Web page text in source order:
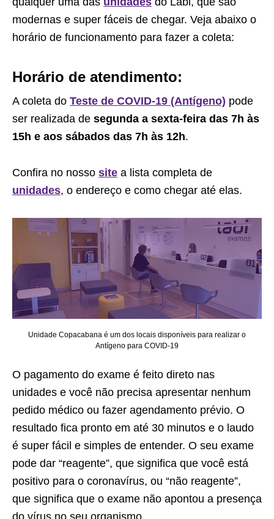
modernas e super fáceis de chegar. Veja abaixo o
horário de funcionamento para fazer a coleta:
Horário de atendimento:
A coleta do Teste de COVID-19 (Antígeno) pode
ser realizada de segunda a sexta-feira das 7h às
15h e aos sábados das 7h às 12h.
Confira no nosso site a lista completa de
unidades, o endereço e como chegar até elas.
Unidade Copacabana é um dos locais disponíveis para realizar o
Antígeno para COVID-19
O pagamento do exame é feito direto nas
unidades e você não precisa apresentar nenhum
pedido médico ou fazer agendamento prévio. O
resultado fica pronto em até 30 minutos e o laudo
é super fácil e simples de entender. O seu exame
pode dar “reagente”, que significa que você está
positivo para o coronavírus, ou “não reagente”,
que significa que o exame não apontou a presença